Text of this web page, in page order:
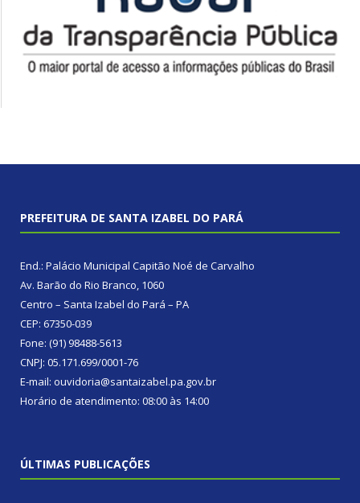
PREFEITURA DE SANTA IZABEL DO PARÁ
End.: Palácio Municipal Capitão Noé de Carvalho
Av. Barão do Rio Branco, 1060
Centro – Santa Izabel do Pará – PA
CEP: 67350-039
Fone: (91) 98488-5613
CNPJ: 05.171.699/0001-76
E-mail: ouvidoria@santaizabel.pa.gov.br
Horário de atendimento: 08:00 às 14:00
ÚLTIMAS PUBLICAÇÕES